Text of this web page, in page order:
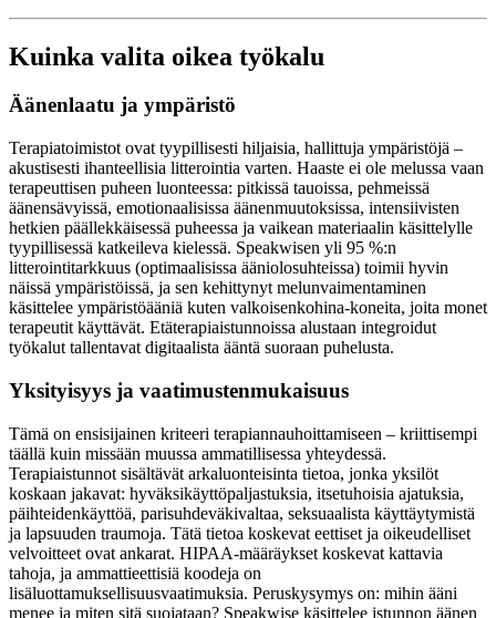
Kuinka valita oikea työkalu
Äänenlaatu ja ympäristö
Terapiatoimistot ovat tyypillisesti hiljaisia, hallittuja ympäristöjä –
akustisesti ihanteellisia litterointia varten. Haaste ei ole melussa vaan
terapeuttisen puheen luonteessa: pitkissä tauoissa, pehmeissä
äänensävyissä, emotionaalisissa äänenmuutoksissa, intensiivisten
hetkien päällekkäisessä puheessa ja vaikean materiaalin käsittelylle
tyypillisessä katkeileva kielessä. Speakwisen yli 95 %:n
litterointitarkkuus (optimaalisissa ääniolosuhteissa) toimii hyvin
näissä ympäristöissä, ja sen kehittynyt melunvaimentaminen
käsittelee ympäristöääniä kuten valkoisenkohina-koneita, joita monet
terapeutit käyttävät. Etäterapiaistunnoissa alustaan integroidut
työkalut tallentavat digitaalista ääntä suoraan puhelusta.
Yksityisyys ja vaatimustenmukaisuus
Tämä on ensisijainen kriteeri terapiannauhoittamiseen – kriittisempi
täällä kuin missään muussa ammatillisessa yhteydessä.
Terapiaistunnot sisältävät arkaluonteisinta tietoa, jonka yksilöt
koskaan jakavat: hyväksikäyttöpaljastuksia, itsetuhoisia ajatuksia,
päihteidenkäyttöä, parisuhdeväkivaltaa, seksuaalista käyttäytymistä
ja lapsuuden traumoja. Tätä tietoa koskevat eettiset ja oikeudelliset
velvoitteet ovat ankarat. HIPAA-määräykset koskevat kattavia
tahoja, ja ammattieettisiä koodeja on
lisäluottamuksellisuusvaatimuksia. Peruskysymys on: mihin ääni
menee ja miten sitä suojataan? Speakwise käsittelee istunnon äänen